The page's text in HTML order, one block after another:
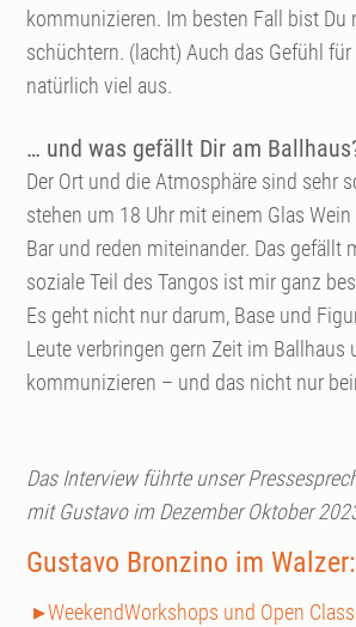
kommunizieren. Im besten Fall bist
schüchtern. (lacht) Auch das Gefühl
natürlich viel aus.
… und was gefällt Dir am
Der Ort und die Atmosphäre sind sehr
stehen um 18 Uhr mit einem Glas
Bar und reden miteinander. Das gefällt
soziale Teil des Tangos ist mir ganz
Es geht nicht nur darum, Base und
Leute verbringen gern Zeit im Ballhaus
kommunizieren – und das nicht nur
Das Interview führte unser
mit Gustavo im Dezember Oktober
Gustavo Bronzino im Walzer:
WeekendWorkshops und Open